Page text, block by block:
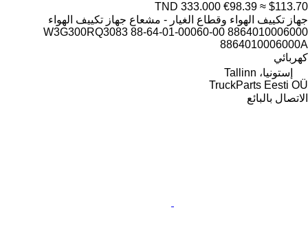
TND 333.000 €98.39 ≈ $113.70
جهاز تكييف الهواء وقطاع الغيار - مشعاع جهاز تكييف الهواء
8864010006000 88-64-01-00060-00 W3G300RQ3083
8864010006000A
كهربائي
إستونيا، Tallinn
TruckParts Eesti OÜ
الاتصال بالبائع